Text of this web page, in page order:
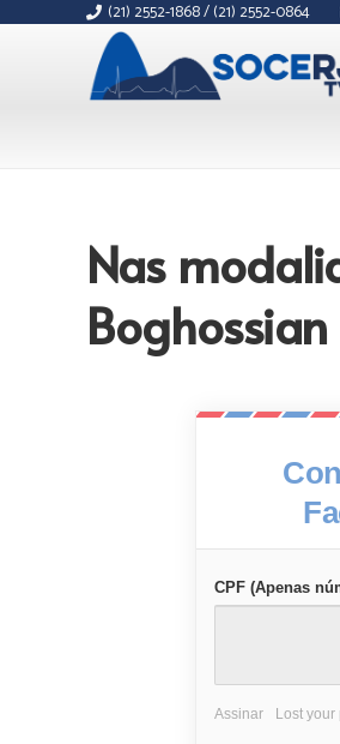
(21) 2552-1868 / (21) 2552-0864
Nas
Boghossian
CPF (Apenas
Assinar Lost